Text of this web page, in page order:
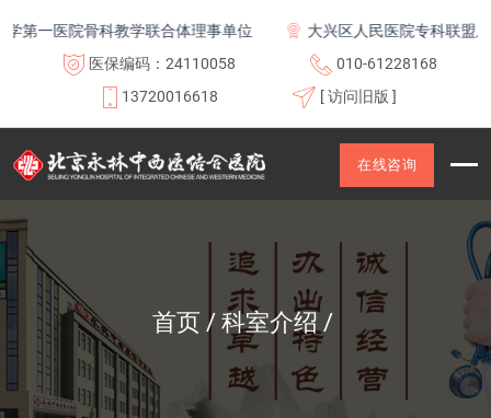
院骨科教学联合体理事单位
大兴区人民医院专科联盟及医联
医保编码：24110058
010-61228168
13720016618
[ 访问旧版 ]
在线咨询
首页 科室介绍